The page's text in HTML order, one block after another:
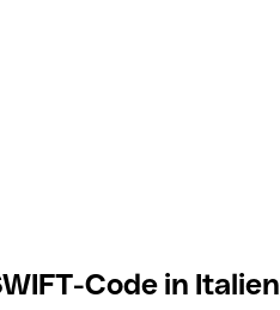
Code in Italien